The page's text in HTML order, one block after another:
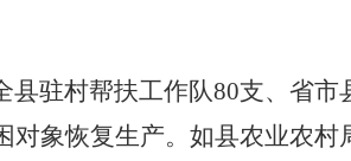
县驻村帮扶工作队80支、省市
象恢复生产。如县农业农